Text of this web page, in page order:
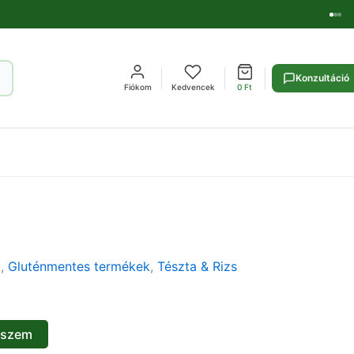
Fiókom Kedvencek 0Ft
Konzultáció
, Gluténmentes termékek, Tészta & Rizs